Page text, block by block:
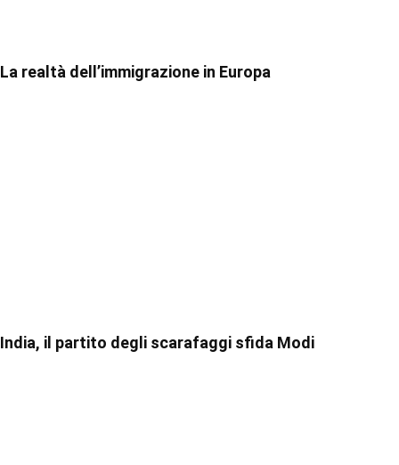
La realtà dell’immigrazione in Europa
India, il partito degli scarafaggi sfida Modi